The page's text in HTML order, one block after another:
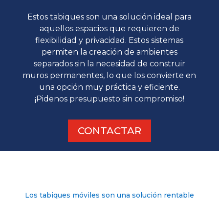
Estos tabiques son una solución ideal para
aquellos espacios que requieren de
flexibilidad y privacidad. Estos sistemas
permiten la creación de ambientes
separados sin la necesidad de construir
muros permanentes, lo que los convierte en
una opción muy práctica y eficiente.
¡Pidenos presupuesto sin compromiso!
CONTACTAR
Los tabiques móviles son una solución rentable